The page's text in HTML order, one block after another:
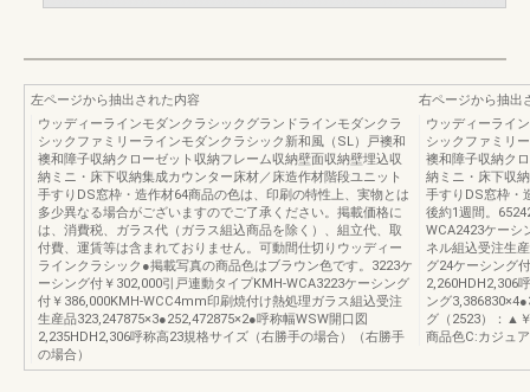
左ページから抽出された内容
ウッディーラインモダンクラシックグランドラインモダンクラ
シックファミリーラインモダンクラシック新和風（SL）戸襖和
襖和障子収納クローゼット収納フレーム収納壁面収納壁埋込収
納ミニ・床下収納集成カウンター床材／床造作材階段ユニット
手すりDS窓枠・造作材64商品の色は、印刷の特性上、実物とは
多少異なる場合がございますのでご了承ください。掲載価格に
は、消費税、ガラス代（ガラス組込商品を除く）、組立代、取
付費、運賃等は含まれておりません。可動間仕切りウッディー
ラインクラシック●掲載写真の商品色はブラウン色です。3223ケ
ーシング付￥302,000引戸連動タイプKMH-WCA3223ケーシング
付￥386,000KMH-WCC4mm印刷焼付け熱処理ガラス組込受注
生産品323,247875×3●252,472875×2●呼称幅WSW開口図
2,235HDH2,306呼称高23規格サイズ（右勝手の場合）（右勝手
の場合）
右ページから抽出
ウッディーライ
シックファミリ
襖和障子収納ク
納ミニ・床下収
手すりDS窓
後約1週間。
WCA2423ケーシ
ネル組込受注生
グ24ケーシング
2,260HDH2,306
ング
グ（2523）：▲
商品色C:カジュ